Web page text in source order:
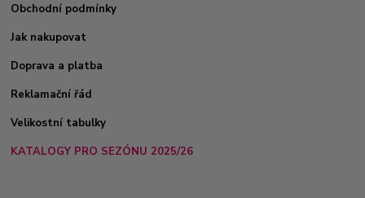
Obchodní podmínky
Jak nakupovat
Doprava a platba
Reklamační řád
Velikostní tabulky
KATALOGY PRO SEZÓNU 2025/26